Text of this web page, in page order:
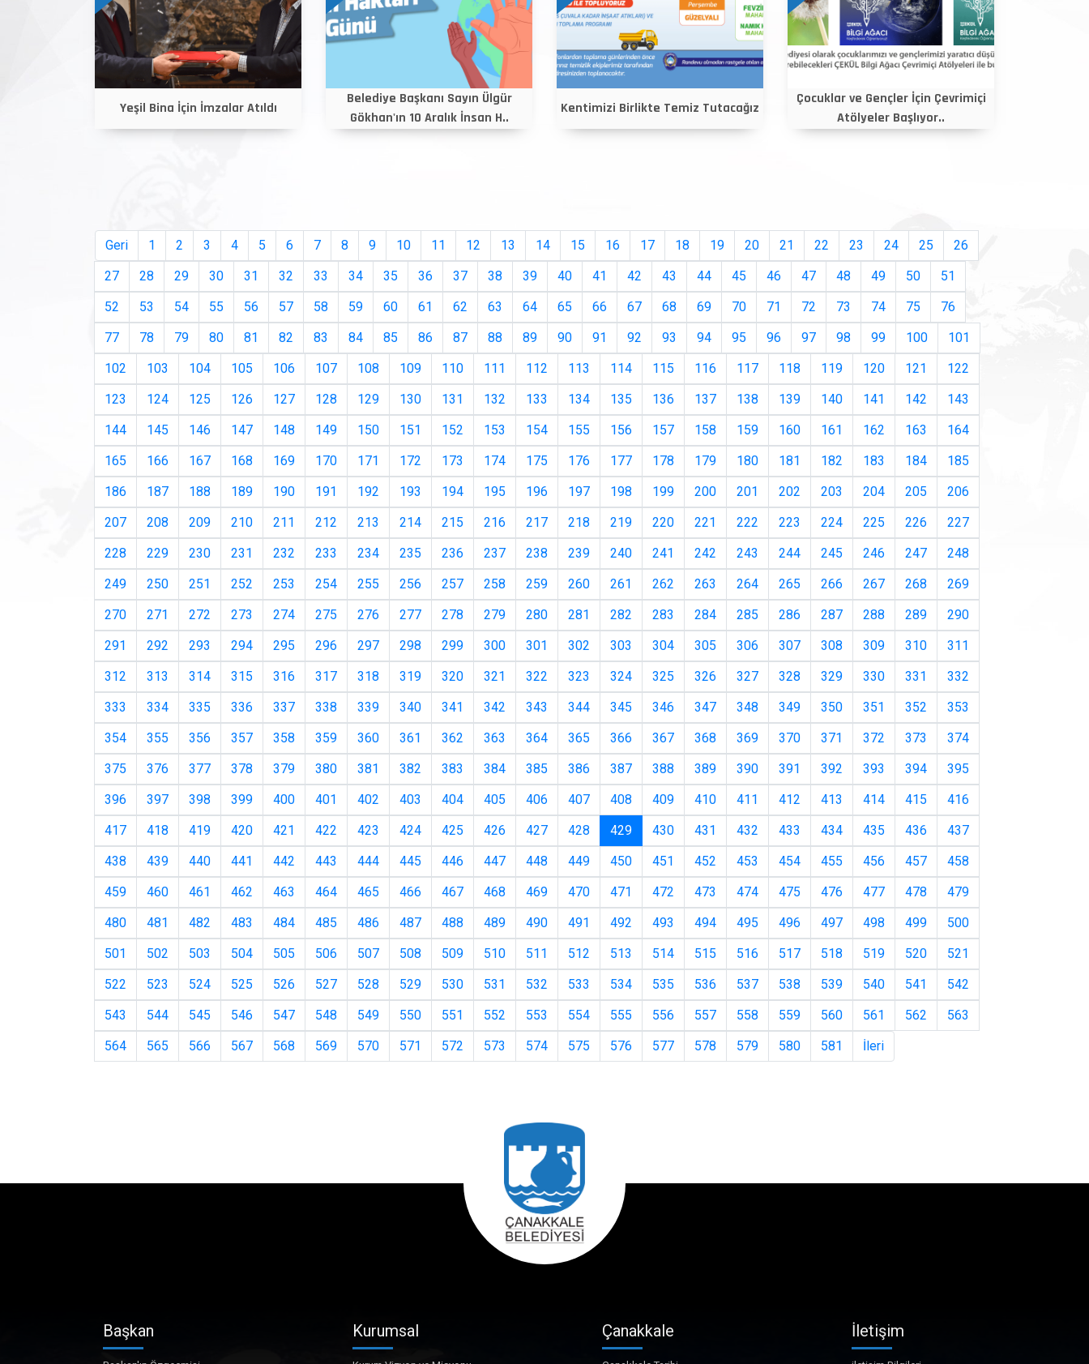
Yeşil Bina İçin İmzalar Atıldı
Belediye Başkanı Sayın Ülgür
Gökhan'ın 10 Aralık İnsan H..
Kentimizi Birlikte Temiz Tutacağız
Çocuklar ve Gençler İçin Çevrimiçi
Atölyeler Başlıyor..
Geri 1 2 3 4 5 6 7 8 9 10 11 12 13 14 15 16 17 18 19 20 21 22 23 24 25
26
27
28 29 30 31 32 33 34 35 36 37 38 39 40 41 42 43 44 45 46 47 48 49 50
51
52
53 54 55 56 57 58 59 60 61 62 63 64 65 66 67 68 69 70 71 72 73 74 75
76
77
78 79 80 81 82 83 84 85 86 87 88 89 90 91 92 93 94 95 96 97 98 99 100
101
102
103 104 105 106 107 108 109 110 111 112 113 114 115 116 117 118 119 120 121
122
123
124 125 126 127 128 129 130 131 132 133 134 135 136 137 138 139 140 141 142
143
144
145 146 147 148 149 150 151 152 153 154 155 156 157 158 159 160 161 162 163
164
165
166 167 168 169 170 171 172 173 174 175 176 177 178 179 180 181 182 183 184
185
186
187 188 189 190 191 192 193 194 195 196 197 198 199 200 201 202 203 204 205
206
207
208 209 210 211 212 213 214 215 216 217 218 219 220 221 222 223 224 225 226
227
228
229 230 231 232 233 234 235 236 237 238 239 240 241 242 243 244 245 246 247
248
249
250 251 252 253 254 255 256 257 258 259 260 261 262 263 264 265 266 267 268
269
270
271 272 273 274 275 276 277 278 279 280 281 282 283 284 285 286 287 288 289
290
291
292 293 294 295 296 297 298 299 300 301 302 303 304 305 306 307 308 309 310
311
312
313 314 315 316 317 318 319 320 321 322 323 324 325 326 327 328 329 330 331
332
333
334 335 336 337 338 339 340 341 342 343 344 345 346 347 348 349 350 351 352
353
354
355 356 357 358 359 360 361 362 363 364 365 366 367 368 369 370 371 372 373
374
375
376 377 378 379 380 381 382 383 384 385 386 387 388 389 390 391 392 393 394
395
396
397 398 399 400 401 402 403 404 405 406 407 408 409 410 411 412 413 414 415
416
417
418 419 420 421 422 423 424 425 426 427 428 429(current)
430 431 432 433 434 435 436
437
438
439 440 441 442 443 444 445 446 447 448 449 450 451 452 453 454 455 456 457
458
459
460 461 462 463 464 465 466 467 468 469 470 471 472 473 474 475 476 477 478
479
480
481 482 483 484 485 486 487 488 489 490 491 492 493 494 495 496 497 498 499
500
501
502 503 504 505 506 507 508 509 510 511 512 513 514 515 516 517 518 519 520
521
522
523 524 525 526 527 528 529 530 531 532 533 534 535 536 537 538 539 540 541
542
543
544 545 546 547 548 549 550 551 552 553 554 555 556 557 558 559 560 561 562
563
564
565 566 567 568 569 570 571 572 573 574 575 576 577 578 579 580 581 İleri
Başkan Kurumsal Çanakkale İletişim